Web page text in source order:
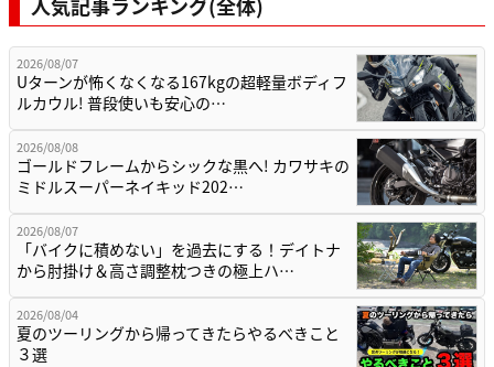
2026/08/07
Uターンが怖くなくなる167kgの超軽量ボディフ
ルカウル! 普段使いも安心の…
2026/08/08
ゴールドフレームからシックな黒へ! カワサキの
ミドルスーパーネイキッド202…
2026/08/07
「バイクに積めない」を過去にする！デイトナ
から肘掛け＆高さ調整枕つきの極上ハ…
2026/08/04
夏のツーリングから帰ってきたらやるべきこと
３選